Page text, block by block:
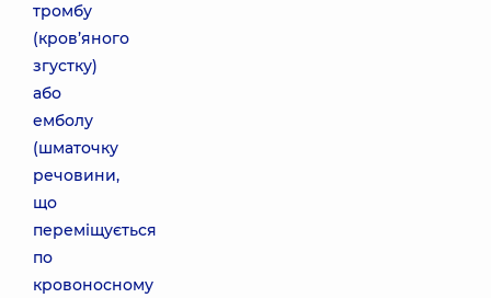
тромбу
(кров’яного
згустку)
або
емболу
(шматочку
речовини,
що
переміщується
по
кровоносному